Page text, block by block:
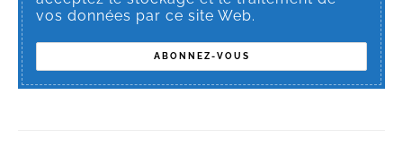
vos données par ce site Web.